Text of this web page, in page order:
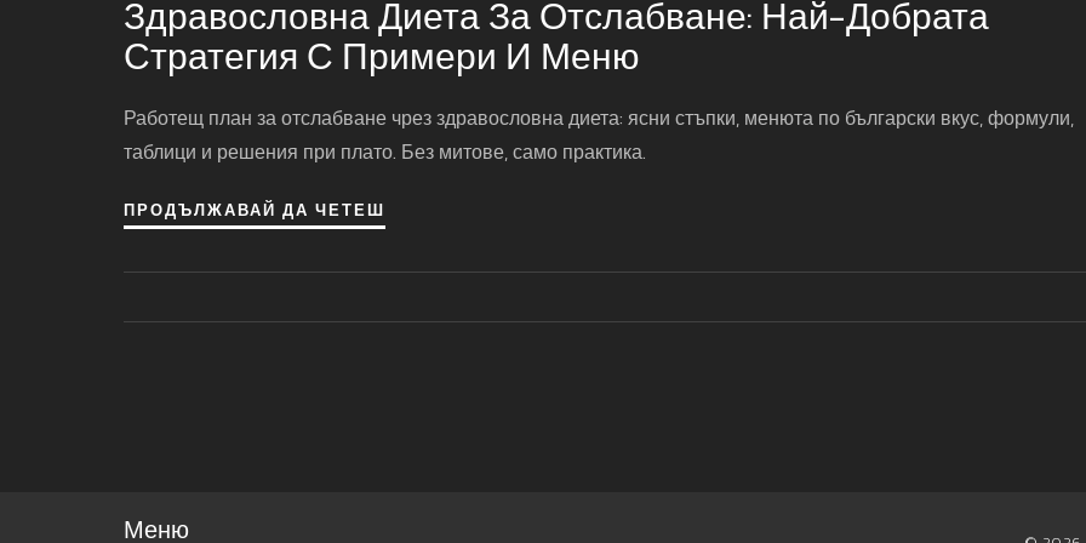
Здравословна Диета За Отслабване: Най-Добрата
Стратегия С Примери И Меню
Работещ план за отслабване чрез здравословна диета: ясни стъпки, менюта по български вкус, формули,
таблици и решения при плато. Без митове, само практика.
ПРОДЪЛЖАВАЙ ДА ЧЕТЕШ
Меню